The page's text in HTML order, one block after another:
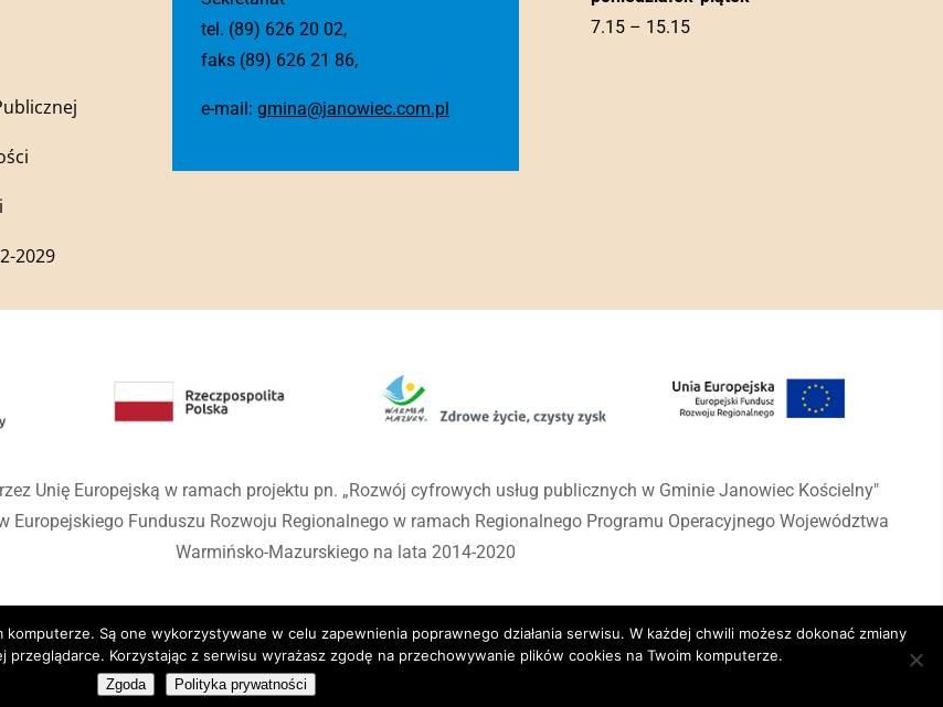
2029
tel. (89) 626 20 02,
faks (89) 626 21 86,
e-mail: gmina@janowiec.com.pl
7.15 – 15.15
Unię Europejską w ramach projektu pn. „Rozwój cyfrowych usług publicznych w Gminie Janowiec Kościelny"
Europejskiego Funduszu Rozwoju Regionalnego w ramach Regionalnego Programu Operacyjnego Województwa
Warmińsko-Mazurskiego na lata 2014-2020
Są one wykorzystywane w celu zapewnienia poprawnego działania serwisu. W każdej chwili możesz dokonać zmiany
Korzystając z serwisu wyrażasz zgodę na przechowywanie plików cookies na Twoim komputerze.
Zgoda Polityka prywatności